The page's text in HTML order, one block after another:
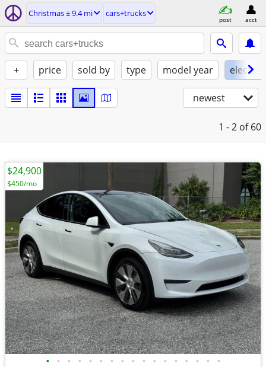
Christmas ± 9.4 mi cars+trucks
post acct
+ price sold by type model year electric
newest
1 - 2 of 60
• • • • • • • • • • • • • • • • •
$24,900
$450/mo